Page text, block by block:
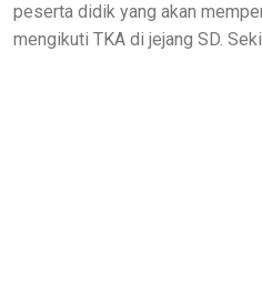
peserta didik yang akan
mengikuti TKA di jejang SD.